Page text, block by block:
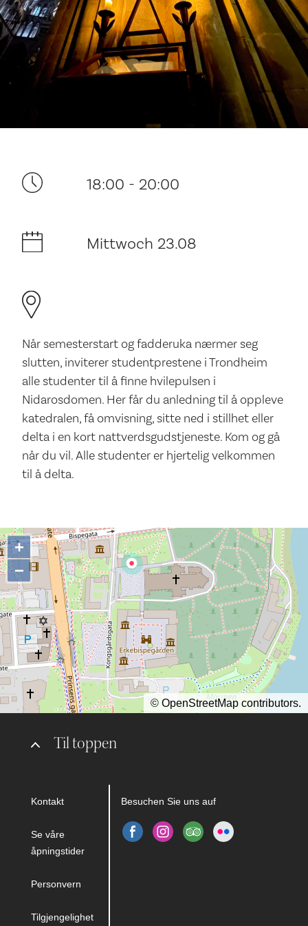
Ditt besøk
Musikk
Historie og arkitektur
18:00 - 20:00
Mittwoch 23.08
Når semesterstart og fadderuka nærmer seg
slutten, inviterer studentprestene i Trondheim
alle studenter til å finne hvilepulsen i
Nidarosdomen. Her får du anledning til å oppleve
katedralen, få omvisning, sitte ned i stillhet eller
delta i en kort nattverdsgudstjeneste. Kom og gå
når du vil. Alle studenter er hjertelig velkommen
til å delta.
Til toppen
Kontakt
Se våre
åpningstider
Personvern
Tilgjengelighet
Besuchen Sie uns auf
+
−
© OpenStreetMap contributors.